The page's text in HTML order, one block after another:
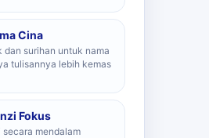
Cina
dan surihan untuk nama
tulisannya lebih kemas
Fokus
mendalam